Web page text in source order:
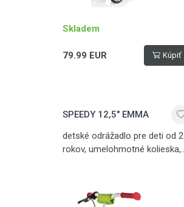
Skladem
79.99 EUR Kúpiť
SPEEDY 12,5" EMMA
detské odrážadlo pre deti od 2
rokov, umelohmotné kolieska,